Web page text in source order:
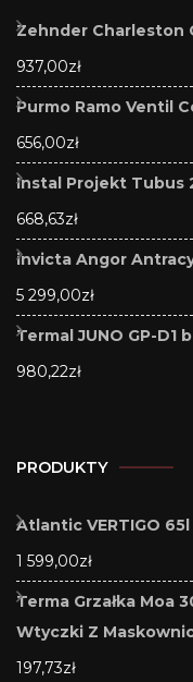
Zehnder Charleston
937,00zł
Purmo Ramo Ventil
656,00zł
Instal Projekt Tubus
668,63zł
invicta Angor
5 299,00zł
Termal JUNO GP-D1
980,22zł
PRODUKTY
Atlantic VERTIGO
1 599,00zł
Terma Grzałka Moa
Wtyczki Z
197,73zł